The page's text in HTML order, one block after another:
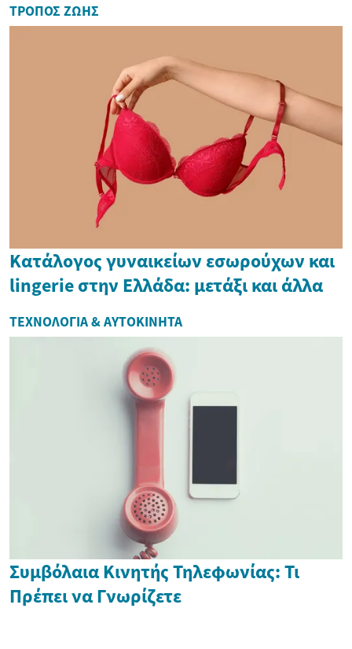
ΤΡΌΠΟΣ ΖΩΉΣ
Κατάλογος γυναικείων εσωρούχων και
lingerie στην Ελλάδα: μετάξι και άλλα
ΤΕΧΝΟΛΟΓΊΑ & ΑΥΤΟΚΊΝΗΤΑ
Συμβόλαια Κινητής Τηλεφωνίας: Τι
Πρέπει να Γνωρίζετε